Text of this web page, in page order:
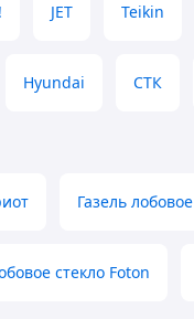
JET Teikin
Hyundai СТК
Газель
стекло Foton